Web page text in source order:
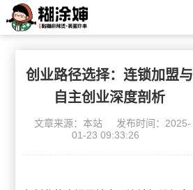
创业路径选择：连锁加盟与
自主创业深度剖析
文章来源：本站
发布时间：2025-
01-23 09:33:26